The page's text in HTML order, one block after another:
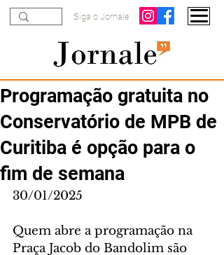
Siga o Jornale
Programação gratuita no
Conservatório de MPB de
Curitiba é opção para o
fim de semana
30/01/2025
Quem abre a programação na
Praça Jacob do Bandolim são